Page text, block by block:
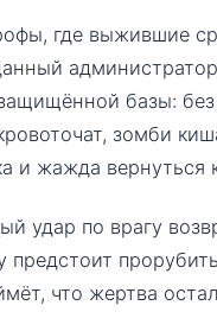
где выжившие
базы:
зомби
и жажда вернуться
удар по врагу
что жертва